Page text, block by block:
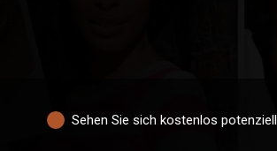
Sehen Sie sich kostenlos